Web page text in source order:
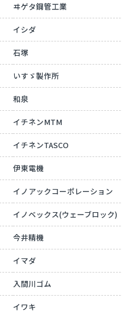
ヰゲタ鋼管工業
イシダ
石塚
いすゞ製作所
和泉
イチネンMTM
イチネンTASCO
伊東電機
イノアックコーポレーション
イノベックス(ウェーブロック)
今井精機
イマダ
入間川ゴム
イワキ